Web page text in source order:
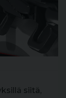
siitä,